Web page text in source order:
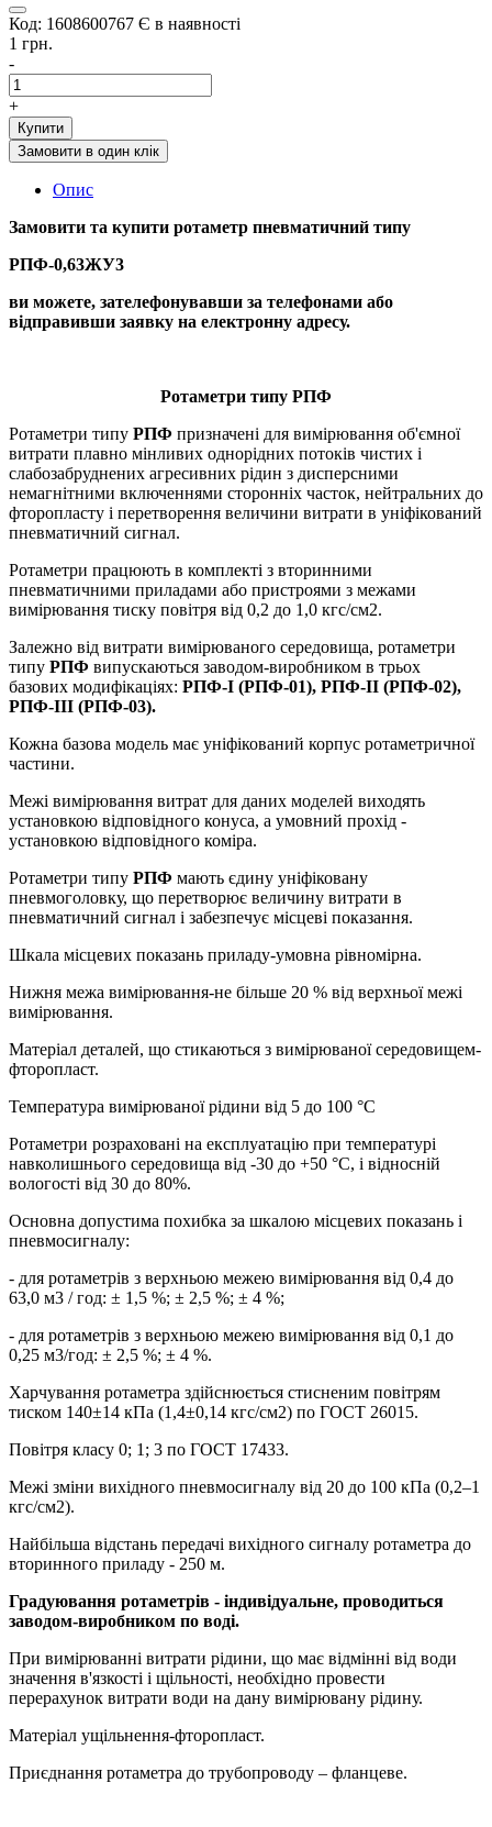
Код: 1608600767 Є в наявності
1 грн.
-
+
Купити
Замовити в один клік
Опис
Замовити та купити ротаметр пневматичний типу
РПФ-0,63ЖУ3
ви можете, зателефонувавши за телефонами або
відправивши заявку на електронну адресу.
Ротаметри типу РПФ
Ротаметри типу РПФ призначені для вимірювання об'ємної
витрати плавно мінливих однорідних потоків чистих і
слабозабруднених агресивних рідин з дисперсними
немагнітними включеннями сторонніх часток, нейтральних до
фторопласту і перетворення величини витрати в уніфікований
пневматичний сигнал.
Ротаметри працюють в комплекті з вторинними
пневматичними приладами або пристроями з межами
вимірювання тиску повітря від 0,2 до 1,0 кгс/см2.
Залежно від витрати вимірюваного середовища, ротаметри
типу РПФ випускаються заводом-виробником в трьох
базових модифікаціях: РПФ-I (РПФ-01), РПФ-II (РПФ-02),
РПФ-III (РПФ-03).
Кожна базова модель має уніфікований корпус ротаметричної
частини.
Межі вимірювання витрат для даних моделей виходять
установкою відповідного конуса, а умовний прохід -
установкою відповідного коміра.
Ротаметри типу РПФ мають єдину уніфіковану
пневмоголовку, що перетворює величину витрати в
пневматичний сигнал і забезпечує місцеві показання.
Шкала місцевих показань приладу-умовна рівномірна.
Нижня межа вимірювання-не більше 20 % від верхньої межі
вимірювання.
Матеріал деталей, що стикаються з вимірюваної середовищем-
фторопласт.
Температура вимірюваної рідини від 5 до 100 °С
Ротаметри розраховані на експлуатацію при температурі
навколишнього середовища від -30 до +50 °С, і відносній
вологості від 30 до 80%.
Основна допустима похибка за шкалою місцевих показань і
пневмосигналу:
- для ротаметрів з верхньою межею вимірювання від 0,4 до
63,0 м3 / год: ± 1,5 %; ± 2,5 %; ± 4 %;
- для ротаметрів з верхньою межею вимірювання від 0,1 до
0,25 м3/год: ± 2,5 %; ± 4 %.
Харчування ротаметра здійснюється стисненим повітрям
тиском 140±14 кПа (1,4±0,14 кгс/см2) по ГОСТ 26015.
Повітря класу 0; 1; 3 по ГОСТ 17433.
Межі зміни вихідного пневмосигналу від 20 до 100 кПа (0,2–1
кгс/см2).
Найбільша відстань передачі вихідного сигналу ротаметра до
вторинного приладу - 250 м.
Градуювання ротаметрів - індивідуальне, проводиться
заводом-виробником по воді.
При вимірюванні витрати рідини, що має відмінні від води
значення в'язкості і щільності, необхідно провести
перерахунок витрати води на дану вимірювану рідину.
Матеріал ущільнення-фторопласт.
Приєднання ротаметра до трубопроводу – фланцеве.